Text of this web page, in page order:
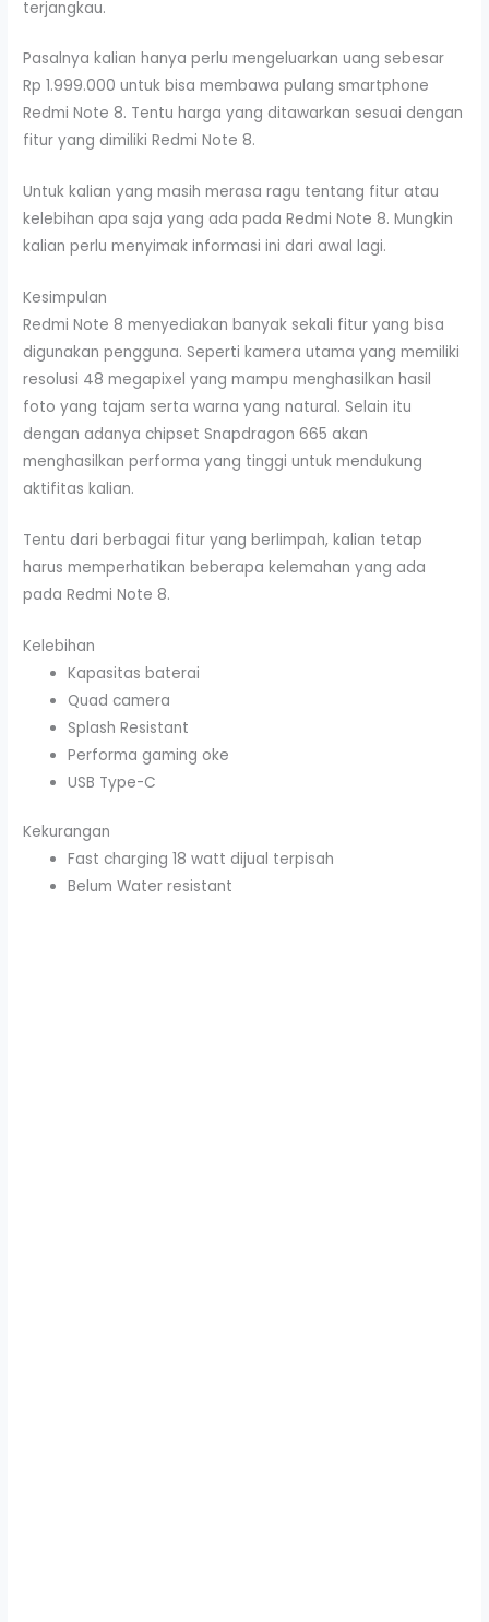
terjangkau.
Pasalnya kalian hanya perlu mengeluarkan uang sebesar
Rp 1.999.000 untuk bisa membawa pulang smartphone
Redmi Note 8. Tentu harga yang ditawarkan sesuai dengan
fitur yang dimiliki Redmi Note 8.
Untuk kalian yang masih merasa ragu tentang fitur atau
kelebihan apa saja yang ada pada Redmi Note 8. Mungkin
kalian perlu menyimak informasi ini dari awal lagi.
Kesimpulan
Redmi Note 8 menyediakan banyak sekali fitur yang bisa
digunakan pengguna. Seperti kamera utama yang memiliki
resolusi 48 megapixel yang mampu menghasilkan hasil
foto yang tajam serta warna yang natural. Selain itu
dengan adanya chipset Snapdragon 665 akan
menghasilkan performa yang tinggi untuk mendukung
aktifitas kalian.
Tentu dari berbagai fitur yang berlimpah, kalian tetap
harus memperhatikan beberapa kelemahan yang ada
pada Redmi Note 8.
Kelebihan
Kapasitas baterai
Quad camera
Splash Resistant
Performa gaming oke
USB Type-C
Kekurangan
Fast charging 18 watt dijual terpisah
Belum Water resistant